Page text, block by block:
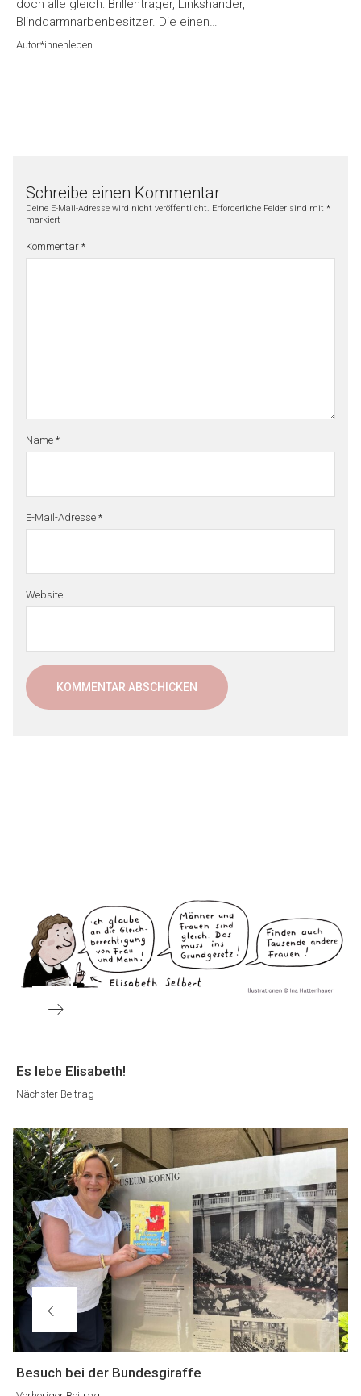
doch alle gleich: Brillenträger, Linkshänder,
Blinddarmnarbenbesitzer. Die einen…
Autor*innenleben
Schreibe einen Kommentar
Deine E-Mail-Adresse wird nicht veröffentlicht. Erforderliche Felder sind mit *
markiert
Kommentar *
Name *
E-Mail-Adresse *
Website
Beitragsnavigation
Nächster
Beitrag
Es lebe Elisabeth!
Nächster Beitrag
Vorheriger
Beitrag
Besuch bei der Bundesgiraffe